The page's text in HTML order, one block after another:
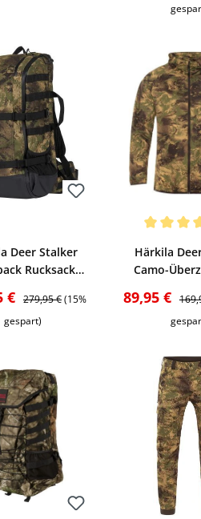
Deer Stalker
Rucksack
€ Regulärer Preis:
279,95 €(15%
gespart)
Bewerten
Härkila
Camo-
89,95 €